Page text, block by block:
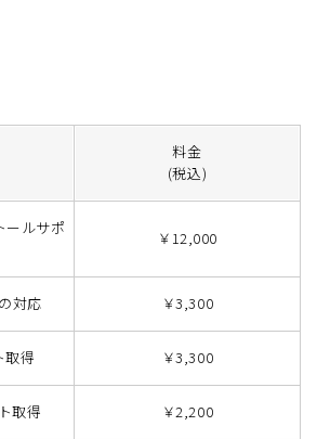
料金
(税込)
ールサポ
￥12,000
対応 ￥3,300
取得 ￥3,300
取得 ￥2,200